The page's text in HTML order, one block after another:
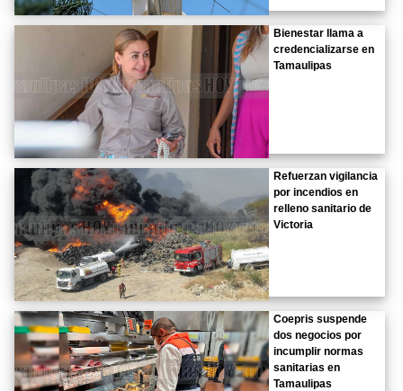
Bienestar llama a
credencializarse en
Tamaulipas
Refuerzan vigilancia
por incendios en
relleno sanitario de
Victoria
Coepris suspende
dos negocios por
incumplir normas
sanitarias en
Tamaulipas